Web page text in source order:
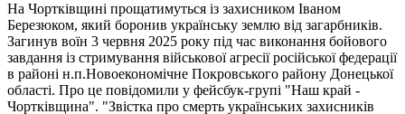
На Чортківщині прощатимуться із захисником Іваном
Березюком, який боронив українську землю від загарбників.
Загинув воїн 3 червня 2025 року під час виконання бойового
завдання із стримування військової агресії російської федерації
в районі н.п.Новоекономічне Покровського району Донецької
області. Про це повідомили у фейсбук-групі "Наш край -
Чортківщина". "Звістка про смерть українських захисників